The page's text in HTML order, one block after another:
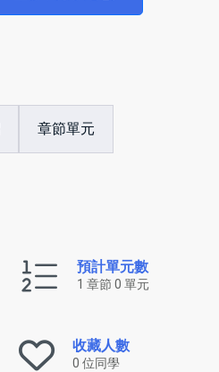
章節單元
預計單元數
1 章節 0 單元
收藏人數
0 位同學